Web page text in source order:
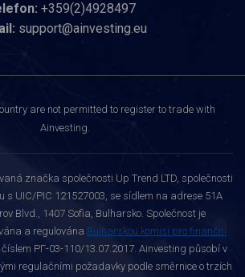
+359(2)4928497
support@ainvesting.eu
are not permitted to register to trade with
Ainvesting.
značka společnosti Up Trend LTD, společnosti
s UIC/PIC 121527003, se sídlem na adrese 51A
Blvd., 1407 Sofia, Bulharsko. Společnost je
a regulována Bulharskou komisí pro finanční
РГ-03-110/13.07.2017. Ainvesting působí v
regulačními požadavky podle směrnice o trzích